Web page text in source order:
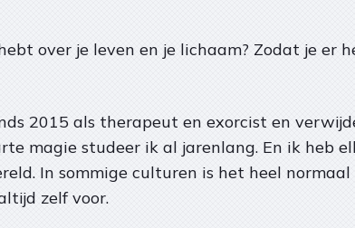
over je leven en je lichaam? Zodat je er
2015 als therapeut en exorcist en
magie studeer ik al jarenlang. En ik heb
In sommige culturen is het heel
zelf voor.